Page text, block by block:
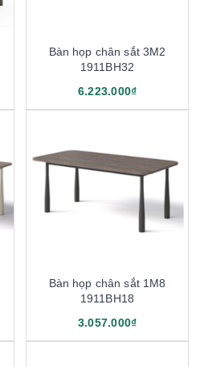
Bàn họp chân sắt 3M2
1911BH32
6.223.000₫
Bàn họp chân sắt 1M8
1911BH18
3.057.000₫